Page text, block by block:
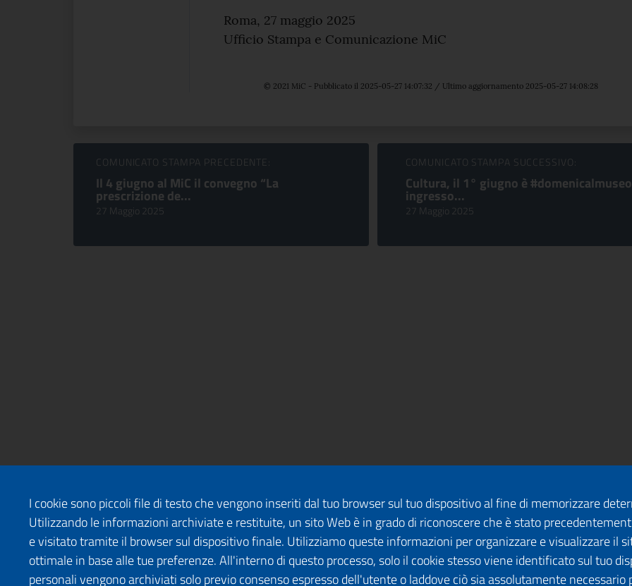
Roma, 27 maggio 2025
Ufficio Stampa e Comunicazione MiC
© 2021 MiC - Pubblicato il 2025-05-27 14:07:32 / Ultimo aggiornamento 2025-05-27 14:08:28
Sfoglia comunicati
COMUNICATO STAMPA PRECEDENTE:
Il 4 giugno al MiC il convegno “La
prescrizione de...
27 Maggio 2025
COMUNICATO STAMPA SUCCESSIVO:
Cultura, il 1° giugno è
ingresso...
27 Maggio 2025
I cookie sono piccoli file di testo che vengono inseriti dal tuo browser sul tuo dispositivo al fine di memorizzare
Utilizzando le informazioni archiviate e restituite, un sito Web è in grado di riconoscere che è stato
e visitato tramite il browser sul dispositivo finale. Utilizziamo queste informazioni per organizzare e visualizzare il
ottimale in base alle tue preferenze. All'interno di questo processo, solo il cookie stesso viene identificato sul tuo
personali vengono archiviati solo previo consenso espresso dell'utente o laddove ciò sia assolutamente necessario